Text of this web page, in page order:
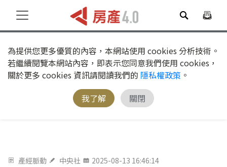
為提供您更多優質的內容，本網站使用 cookies 分析技術。
若繼續閱覽本網站內容，即表示您同意我們使用 cookies，
關於更多 cookies 資訊請閱讀我們的 隱私權政策 。
我了解
關閉
產經脈動 中央社 2025-08-13 16:46:14